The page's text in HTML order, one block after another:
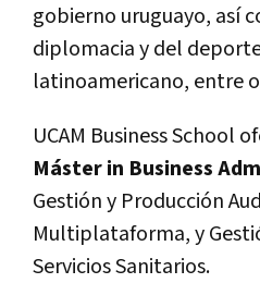
gobierno uruguayo, así
diplomacia y del
latinoamericano, entre
UCAM Business School
Máster in Business
Gestión y Producción
Multiplataforma, y
Servicios Sanitarios.